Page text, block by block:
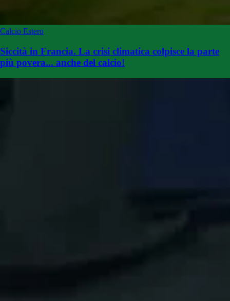
Calcio Estero
Siccità in Francia. La crisi climatica colpisce la parte
più povera... anche del calcio!